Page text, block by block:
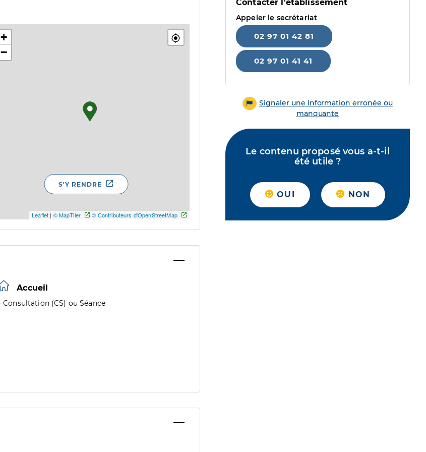
+
−
Leaflet | © MapTiler © Contributeurs d'OpenStreetMap
S'Y RENDRE
Accueil
Consultation (CS) ou Séance
Contacter l'établissement
Appeler le secrétariat
02 97 01 42 81
02 97 01 41 41
Signaler une information erronée ou
manquante
Le contenu proposé vous a-t-il
été utile ?
OUI NON